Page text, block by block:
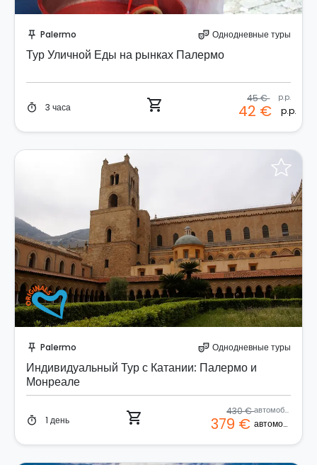
push_pin Palermo theater_comedy Однодневные туры
Тур Уличной Еды на рынках Палермо
timer 3 часа shopping_cart 45 € p.p.
42 € p.p.
push_pin Palermo theater_comedy Однодневные туры
Индивидуальный Тур с Катании: Палермо и
Монреале
timer 1 день shopping_cart 430 € автомобиль
379 € автомобиль